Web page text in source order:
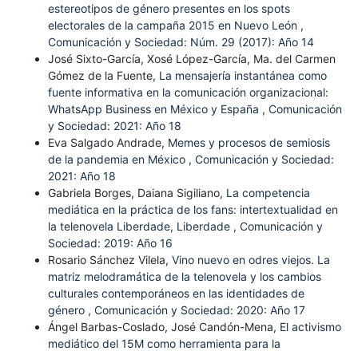
estereotipos de género presentes en los spots
electorales de la campaña 2015 en Nuevo León ,
Comunicación y Sociedad: Núm. 29 (2017): Año 14
José Sixto-García, Xosé López-García, Ma. del Carmen
Gómez de la Fuente, La mensajería instantánea como
fuente informativa en la comunicación organizacional:
WhatsApp Business en México y España , Comunicación
y Sociedad: 2021: Año 18
Eva Salgado Andrade, Memes y procesos de semiosis
de la pandemia en México , Comunicación y Sociedad:
2021: Año 18
Gabriela Borges, Daiana Sigiliano, La competencia
mediática en la práctica de los fans: intertextualidad en
la telenovela Liberdade, Liberdade , Comunicación y
Sociedad: 2019: Año 16
Rosario Sánchez Vilela, Vino nuevo en odres viejos. La
matriz melodramática de la telenovela y los cambios
culturales contemporáneos en las identidades de
género , Comunicación y Sociedad: 2020: Año 17
Ángel Barbas-Coslado, José Candón-Mena, El activismo
mediático del 15M como herramienta para la